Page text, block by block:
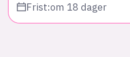
Frist:om 18 dager